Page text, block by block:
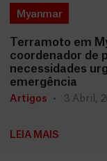
Myanmar
Terramoto em
coordenador de
necessidades
emergência
Artigos 3 Abril,
LEIA MAIS